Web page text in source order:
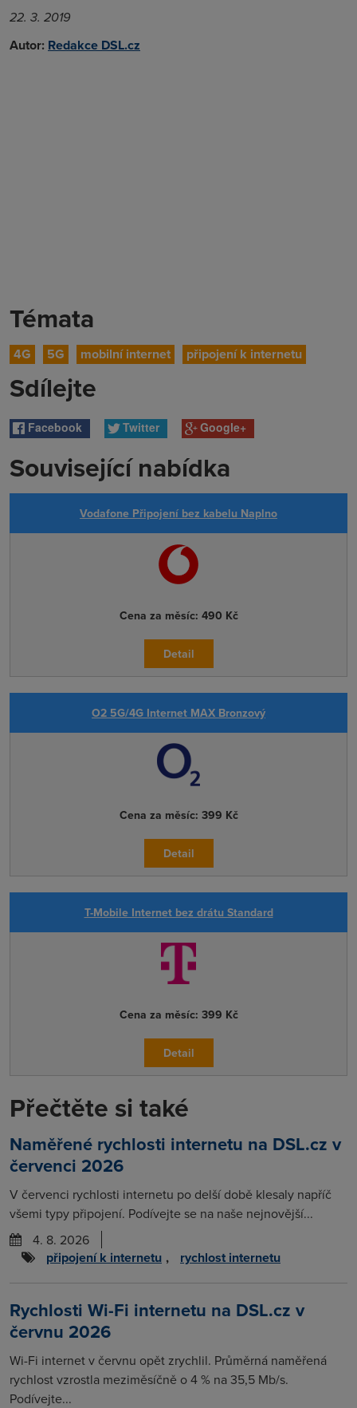
22. 3. 2019
Autor: Redakce DSL.cz
Témata
4G 5G mobilní internet připojení k internetu
Sdílejte
Facebook Twitter Google+
Související nabídka
Vodafone Připojení bez kabelu Naplno
Cena za měsíc: 490 Kč
Detail
O2 5G/4G Internet MAX Bronzový
Cena za měsíc: 399 Kč
Detail
T-Mobile Internet bez drátu Standard
Cena za měsíc: 399 Kč
Detail
Přečtěte si také
Naměřené rychlosti internetu na DSL.cz v
červenci 2026
V červenci rychlosti internetu po delší době klesaly napříč
všemi typy připojení. Podívejte se na naše nejnovější...
4. 8. 2026
připojení k internetu , rychlost internetu
Rychlosti Wi-Fi internetu na DSL.cz v
červnu 2026
Wi-Fi internet v červnu opět zrychlil. Průměrná naměřená
rychlost vzrostla meziměsíčně o 4 % na 35,5 Mb/s.
Podívejte...